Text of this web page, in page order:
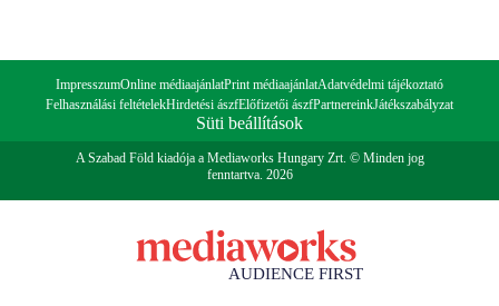
ImpresszumOnline médiaajánlatPrint médiaajánlatAdatvédelmi tájékoztató
Felhasználási feltételekHirdetési ászfElőfizetői ászfPartnereinkJátékszabályzat
Süti beállítások
A Szabad Föld kiadója a Mediaworks Hungary Zrt. © Minden jog
fenntartva. 2026